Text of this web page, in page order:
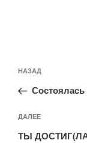
по
записям
Предыдущая
запись:
НАЗАД
Состоялась
Следующая
запись
ДАЛЕЕ
ТЫ